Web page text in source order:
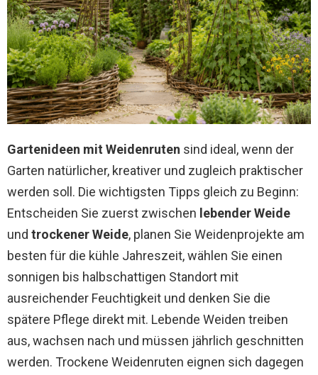
Gartenideen mit Weidenruten sind ideal, wenn der
Garten natürlicher, kreativer und zugleich praktischer
werden soll. Die wichtigsten Tipps gleich zu Beginn:
Entscheiden Sie zuerst zwischen lebender Weide
und trockener Weide, planen Sie Weidenprojekte am
besten für die kühle Jahreszeit, wählen Sie einen
sonnigen bis halbschattigen Standort mit
ausreichender Feuchtigkeit und denken Sie die
spätere Pflege direkt mit. Lebende Weiden treiben
aus, wachsen nach und müssen jährlich geschnitten
werden. Trockene Weidenruten eignen sich dagegen